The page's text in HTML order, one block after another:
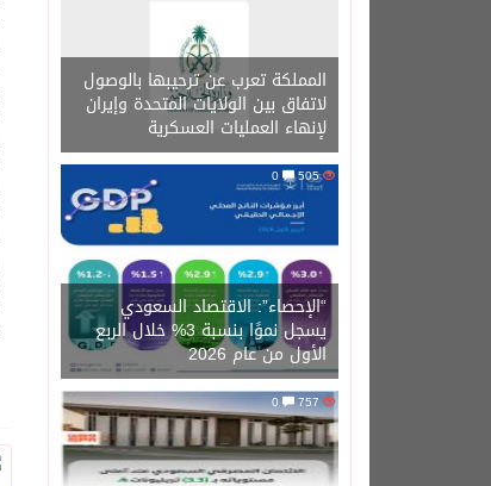
المملكة تعرب عن ترحيبها بالوصول
لاتفاق بين الولايات المتحدة وإيران
لإنهاء العمليات العسكرية
505
“الإحصاء”: الاقتصاد السعودي
يسجل نموًا بنسبة 3% خلال الربع
الأول من عام 2026
757
0